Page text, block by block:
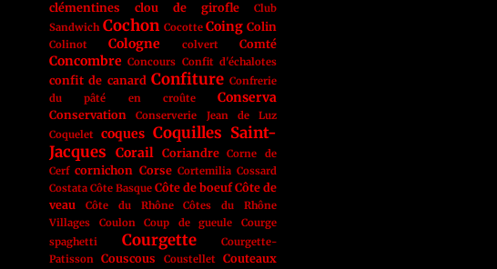
clémentines clou de girofle
Club
Sandwich Cochon Cocotte Coing Colin
Colinot Cologne colvert Comté
Concombre Concours Confit d'échalotes
confit de canard Confiture Confrerie
du pâté en croûte
Conserva
Conservation
Conserverie Jean de Luz
Coquelet coques Coquilles Saint-
Jacques
Corail Coriandre
Corne de
Cerf cornichon Corse Cortemilia Cossard
Costata Côte Basque Côte de boeuf Côte de
veau
Côte du Rhône
Côtes du Rhône
Villages
Coulon Coup de gueule
Courge
spaghetti
Courgette
Courgette-
Patisson Couscous Coustellet Couteaux